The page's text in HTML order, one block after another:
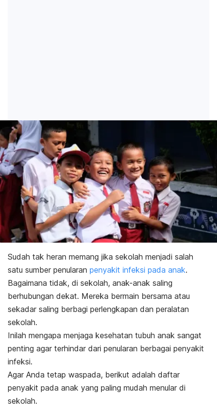
Sudah tak heran memang jika sekolah menjadi salah
satu sumber penularan penyakit infeksi pada anak.
Bagaimana tidak, di sekolah, anak-anak saling
berhubungan dekat. Mereka bermain bersama atau
sekadar saling berbagi perlengkapan dan peralatan
sekolah.
Inilah mengapa menjaga kesehatan tubuh anak sangat
penting agar terhindar dari penularan berbagai penyakit
infeksi.
Agar Anda tetap waspada, berikut adalah daftar
penyakit pada anak yang paling mudah menular di
sekolah.